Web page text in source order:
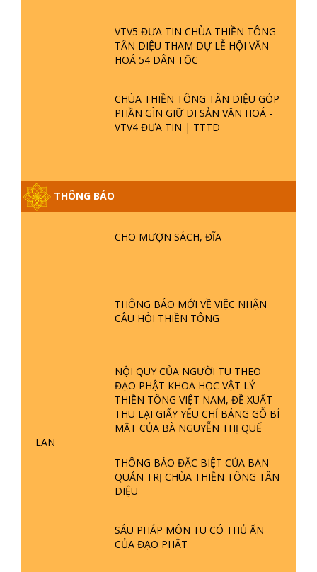
VTV5 ĐƯA TIN CHÙA THIỀN TÔNG
TÂN DIỆU THAM DỰ LỄ HỘI VĂN
HOÁ 54 DÂN TỘC
CHÙA THIỀN TÔNG TÂN DIỆU GÓP
PHẦN GÌN GIỮ DI SẢN VĂN HOÁ -
VTV4 ĐƯA TIN | TTTD
THÔNG BÁO
CHO MƯỢN SÁCH, ĐĨA
THÔNG BÁO MỚI VỀ VIỆC NHẬN
CÂU HỎI THIỀN TÔNG
NỘI QUY CỦA NGƯỜI TU THEO
ĐẠO PHẬT KHOA HỌC VẬT LÝ
THIỀN TÔNG VIỆT NAM, ĐỀ XUẤT
THU LẠI GIẤY YẾU CHỈ BẢNG GỖ BÍ
MẬT CỦA BÀ NGUYỄN THỊ QUẾ
LAN
THÔNG BÁO ĐẶC BIỆT CỦA BAN
QUẢN TRỊ CHÙA THIỀN TÔNG TÂN
DIỆU
SÁU PHÁP MÔN TU CÓ THỦ ẤN
CỦA ĐẠO PHẬT
GIẢI ĐÁP ĐẶC BIỆT P25 - SUỐT 49
NĂM PHẬT KHÔNG NÓI? HỘI LONG
HOA LÀ HỘI GÌ? TỬ VÌ ĐẠO
TTTD
GIẢI ĐÁP ĐẶC BIỆT P23 - THIÊN
TĂNG? | TTTD
GIẢI ĐÁP THIỀN TÔNG ĐẶC BIỆT P22
- TẠI SAO TRÁI ĐẤT NHIỀU THIÊN TAI
- LŨ LỤT - HỎA HOẠN | TTTD
GIẢI ĐÁP THIỀN TÔNG ĐẶC BIỆT P21
- TẠI SAO ĐỨC PHẬT BƯỚC ĐI 7
BƯỚC TRÊN HOA SEN ? | TTTD
GIẢI ĐÁP VỀ LỄ TIỄN THIỀN TÔNG SƯ
NGỌC LÂM VỀ PHẬT GIỚI